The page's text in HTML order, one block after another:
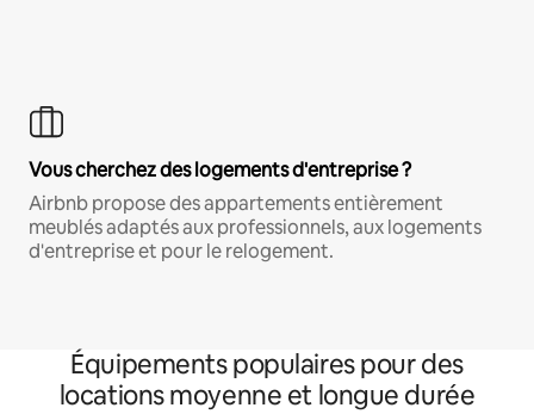
Vous cherchez des logements d'entreprise ?
Airbnb propose des appartements entièrement
meublés adaptés aux professionnels, aux logements
d'entreprise et pour le relogement.
Équipements populaires pour des
locations moyenne et longue durée